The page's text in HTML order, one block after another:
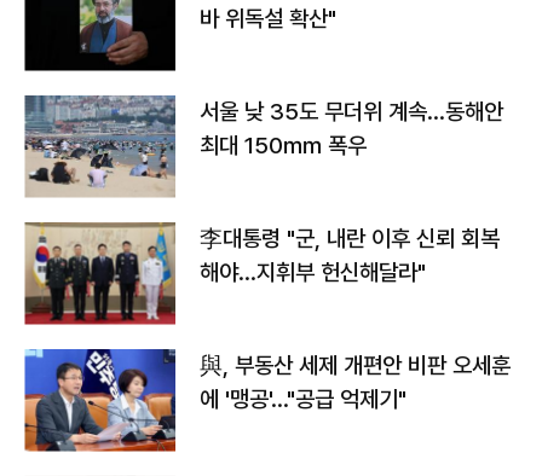
바 위독설 확산"
서울 낮 35도 무더위 계속…동해안
최대 150㎜ 폭우
李대통령 "군, 내란 이후 신뢰 회복
해야…지휘부 헌신해달라"
與, 부동산 세제 개편안 비판 오세훈
에 '맹공'…"공급 억제기"